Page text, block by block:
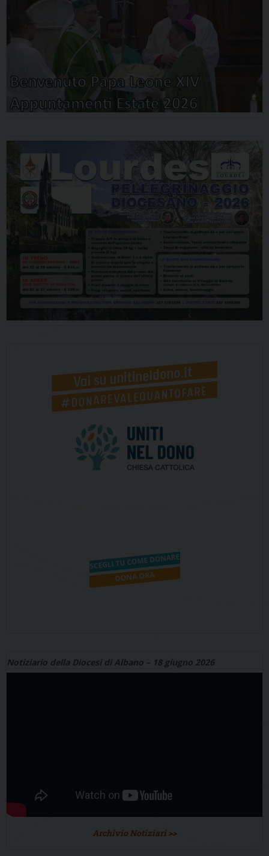
Notiziario della Diocesi di Albano – 18 giugno 2026
Archivio Notiziari >>